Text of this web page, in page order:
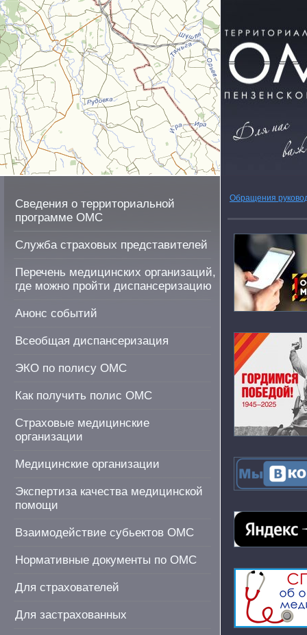
Сведения о территориальной
программе ОМС
Служба страховых представителей
Перечень медицинских организаций,
где можно пройти диспансеризацию
Анонс событий
Всеобщая диспансеризация
ЭКО по полису ОМС
Как получить полис ОМС
Страховые медицинские
организации
Медицинские организации
Экспертиза качества медицинской
помощи
Взаимодействие субьектов ОМС
Нормативные документы по ОМС
Для страхователей
Для застрахованных
Обращения